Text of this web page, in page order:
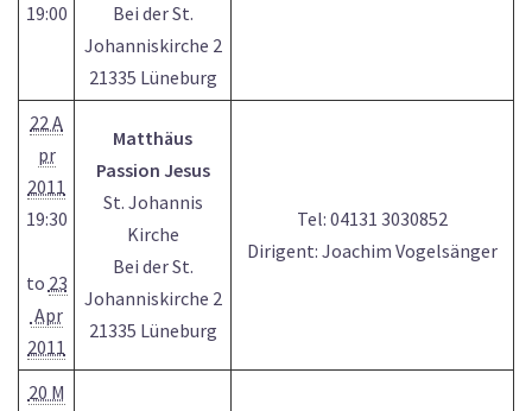
19:00
Bei der St.
Johanniskirche 2
21335 Lüneburg
22 A
pr
2011
19:30
to 23
Apr
2011
Matthäus
Passion Jesus
St. Johannis
Kirche
Bei der St.
Johanniskirche 2
21335 Lüneburg
Tel: 04131 3030852
Dirigent: Joachim Vogelsänger
20 M